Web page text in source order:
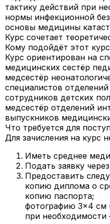
тактику действий при
нормы инфекционной
основы медицины
Курс сочетает
Кому подойдёт этот курс
Курс ориентирован на
медицинских сестёр
медсестёр
специалистов
сотрудников детских
медсестёр отделений
выпускников
Что требуется для
Для зачисления на курс
Иметь среднее
Подать заявку
Предоставить
копию диплома о
копию паспорта;
фотографию 3×4 см
при